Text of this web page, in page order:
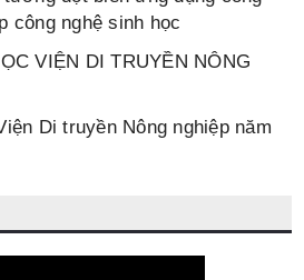
công nghệ sinh học
VIỆN DI TRUYỀN NÔNG
Di truyền Nông nghiệp năm